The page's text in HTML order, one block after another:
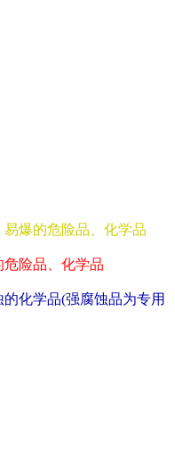
爆的危险品、化学品
险品、化学品
化学品(强腐蚀品为专用